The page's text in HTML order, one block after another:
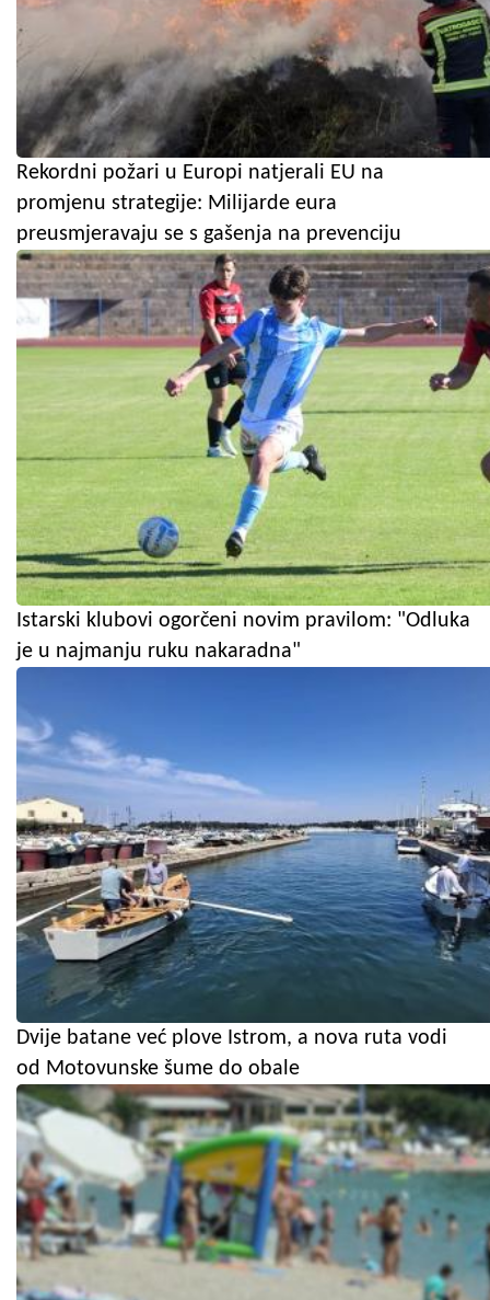
Rekordni požari u Europi natjerali EU na
promjenu strategije: Milijarde eura
preusmjeravaju se s gašenja na prevenciju
Istarski klubovi ogorčeni novim pravilom: "Odluka
je u najmanju ruku nakaradna"
Dvije batane već plove Istrom, a nova ruta vodi
od Motovunske šume do obale